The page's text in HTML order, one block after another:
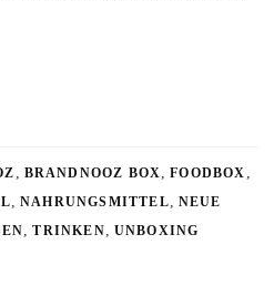
BRANDNOOZ BOX ,FOODBOX
,NAHRUNGSMITTEL
NEUE
,TRINKEN UNBOXING